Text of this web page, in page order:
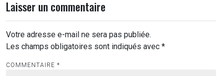
Laisser un commentaire
Votre adresse e-mail ne sera pas publiée.
Les champs obligatoires sont indiqués avec *
COMMENTAIRE *